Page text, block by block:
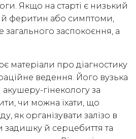
Якщо на старті є низький
феритин або симптоми,
загального заспокоєння, а
матеріали про діагностику
ведення. Його вузька
гінекологу за
чи можна їхати, що
як організувати залізо в
задишку й серцебиття та